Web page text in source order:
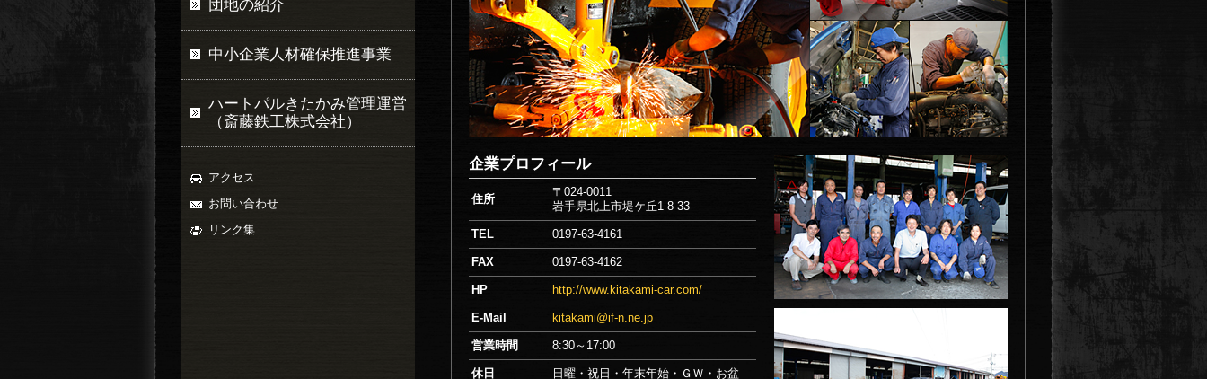
団地の紹介
中小企業人材確保推進事業
ハートパルきたかみ管理運営
（斎藤鉄工株式会社）
アクセス
お問い合わせ
リンク集
企業プロフィール
住所
〒024-0011
岩手県北上市堤ケ丘1-8-33
TEL 0197-63-4161
FAX 0197-63-4162
HP http://www.kitakami-car.com/
E-Mail kitakami@if-n.ne.jp
営業時間 8:30～17:00
休日 日曜・祝日・年末年始・ＧＷ・お盆